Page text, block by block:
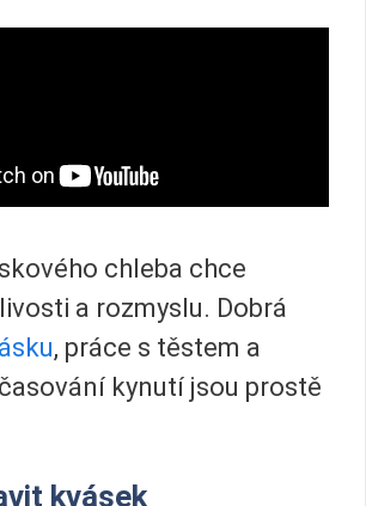
chleba chce
a rozmyslu. Dobrá
, práce s těstem a
kynutí jsou prostě
kvásek